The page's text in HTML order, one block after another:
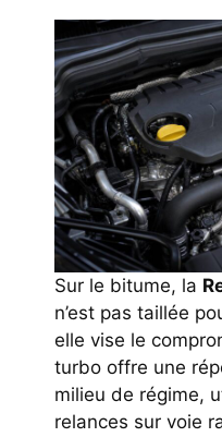
Sur le bitume, la
n’est pas taillée
elle vise le
turbo offre une
milieu de régime,
relances sur voie